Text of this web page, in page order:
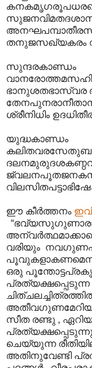
തനുജസഖ്യകരം
സുന്ദരകാണ്ഡം
ഭാനുശതഭാസ്വര
ശ്രീനിധിം
യുദ്ധകാണ്ഡം
ഈ കീർത്തനം
വരിയും
പൂവുകളാകണമെന്ന
ഒരു
സീത രണ്ടു ‍,
ചെയ്യുന്ന
അതിനുവേണ്ടി